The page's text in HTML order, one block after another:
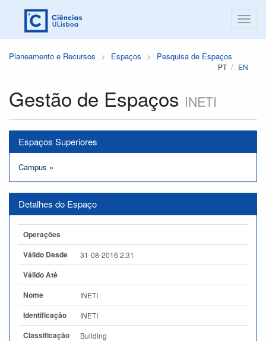
Planeamento e Recursos Espaços Pesquisa de Espaços
PT EN
Gestão de Espaços INETI
Espaços Superiores
Campus »
Detalhes do Espaço
Operações
Válido Desde
31-08-2016 2:31
Válido Até
Nome
INETI
Identificação INETI
Classificação Building